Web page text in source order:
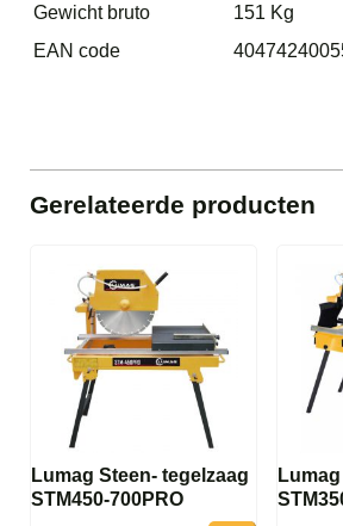
Gewicht bruto
151 Kg
EAN code
Gerelateerde producten
Lumag Steen- tegelzaag
STM450-700PRO